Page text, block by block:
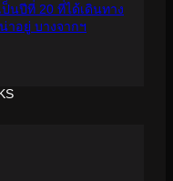
นปีที่ 20 ที่ได้เดินทาง
าอยู่ บางจากฯ